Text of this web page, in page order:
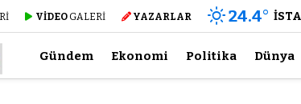
VİDEO GALERİ YAZARLAR 24.4°
Gündem Ekonomi Politika Dünya